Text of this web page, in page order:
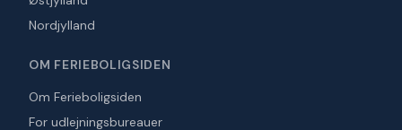
Nordjylland
OM FERIEBOLIGSIDEN
Om Ferieboligsiden
For udlejningsbureauer